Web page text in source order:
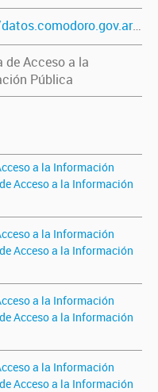
https://datos.comodoro.gov.ar/dataset/pedidos-de-acceso-a-la-informacion-publica
de Acceso a la
Pública
a la Información
Acceso a la Información
a la Información
Acceso a la Información
a la Información
Acceso a la Información
a la Información
Acceso a la Información